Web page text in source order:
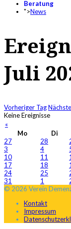
Beratung
">News
Juli
Vorheriger Tag
Keine Ereignisse
«
Mo
Di
27
28
3
4
10
11
17
18
24
25
31
1
© 2026 Verein
Kontakt
Impressum